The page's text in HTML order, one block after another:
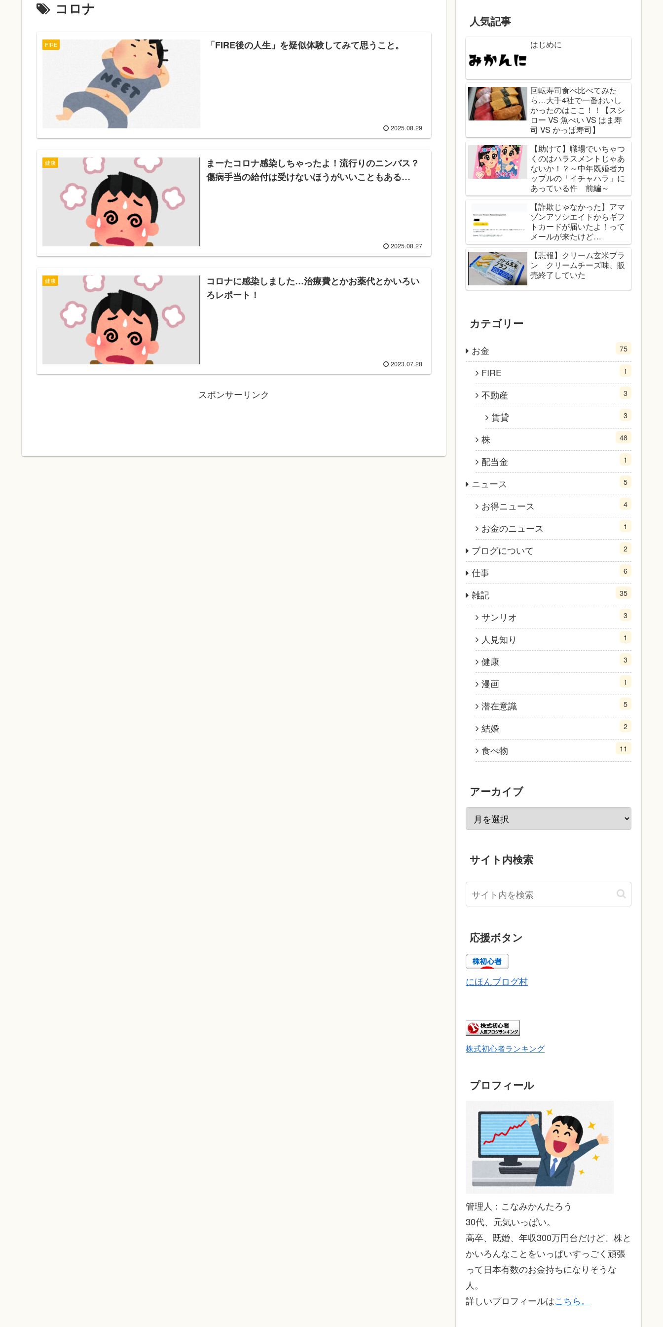
コロナ
FIRE 「FIRE後の人生」を疑似体験してみて思うこと。
2025.08.29
健康
まーたコロナ感染しちゃったよ！流行りのニンバス？
傷病手当の給付は受けないほうがいいこともある…
2025.08.27
健康
コロナに感染しました…治療費とかお薬代とかいろい
ろレポート！
2023.07.28
スポンサーリンク
人気記事
はじめに
回転寿司食べ比べてみた
ら…大手4社で一番おいし
かったのはここ！！【スシ
ロー VS 魚べい VS はま寿
司 VS かっぱ寿司】
【助けて】職場でいちゃつ
くのはハラスメントじゃあ
ないか！？～中年既婚者カ
ップルの「イチャハラ」に
あっている件 前編～
【詐欺じゃなかった】アマ
ゾンアソシエイトからギフ
トカードが届いたよ！って
メールが来たけど…
【悲報】クリーム玄米ブラ
ン クリームチーズ味、販
売終了していた
カテゴリー
お金 75
FIRE 1
不動産 3
賃貸 3
株 48
配当金 1
ニュース 5
お得ニュース 4
お金のニュース 1
ブログについて 2
仕事 6
雑記 35
サンリオ 3
人見知り 1
健康 3
漫画 1
潜在意識 5
結婚 2
食べ物 11
アーカイブ
サイト内検索
応援ボタン
にほんブログ村
株式初心者ランキング
プロフィール
管理人：こなみかんたろう
30代、元気いっぱい。
高卒、既婚、年収300万円台だけど、株と
かいろんなことをいっぱいすっごく頑張
って日本有数のお金持ちになりそうな
人。
詳しいプロフィールはこちら。